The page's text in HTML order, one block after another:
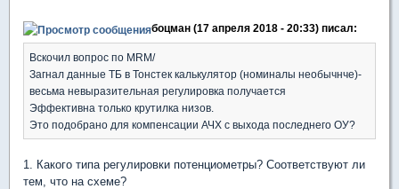
боцман (17 апреля 2018 - 20:33) писал:
Вскочил вопрос по MRM/
Загнал данные ТБ в Тонстек калькулятор (номиналы необычнче)-
весьма невыразительная регулировка получается
Эффективна только крутилка низов.
Это подобрано для компенсации АЧХ с выхода последнего ОУ?
1. Какого типа регулировки потенциометры? Соответствуют ли
тем, что на схеме?